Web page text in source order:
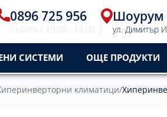
0896 725 956
Събота / 10:00 - 14:00
Шоурум
ул. Димитър
СИСТЕМИ ОЩЕ ПРОДУКТИ
климатици/